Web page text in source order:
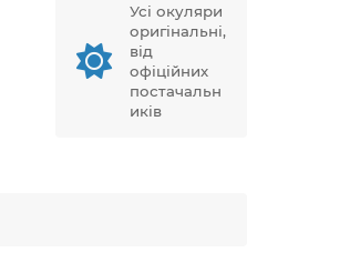
Усі окуляри
оригінальні,
від
офіційних
постачальн
иків